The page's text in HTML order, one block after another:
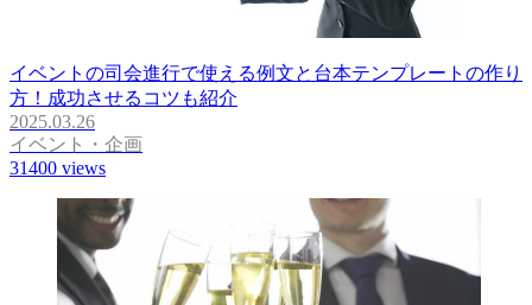
イベントの司会進行で使える例文と台本テンプレートの作り
方！成功させるコツも紹介
2025.03.26
イベント・企画
31400 views